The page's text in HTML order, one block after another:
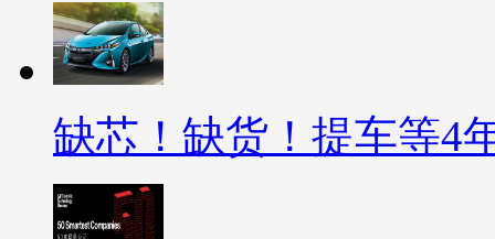
缺芯！缺货！提车等4